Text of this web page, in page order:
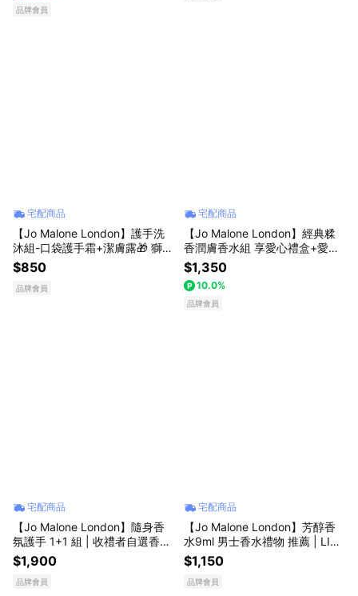
品牌會員
宅配商品
【Jo Malone London】護手洗
沐組-口袋護手霜+潔膚露🎁 獅子
座贈禮 |LINE禮物獨家 | 收禮者
享自選香調
$850
品牌會員
宅配商品
【Jo Malone London】經典糅
香潤膚香水組 享愛心禮盒+愛心
鑰匙圈🎁收禮者享自選香調 l LIN
E禮物獨家生日禮物 情人節禮物
｜自選香調｜送男生｜送女生
$1,350
10.0%
品牌會員
宅配商品
【Jo Malone London】隨身香
氛護手 1+1 組 | 收禮者自選香調
| 送女友 送男友 生日禮物推薦 LI
NE禮物獨家
$1,900
品牌會員
宅配商品
【Jo Malone London】芳醇香
水9ml 男士香水禮物 推薦 | LINE
禮物獨家 | 收禮者自選香調 | 送
男生 送女生 生日禮物
$1,150
品牌會員